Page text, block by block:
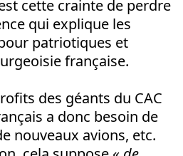
cette crainte de perdre
qui explique les
patriotiques et
française.
des géants du CAC
a donc besoin de
nouveaux avions, etc.